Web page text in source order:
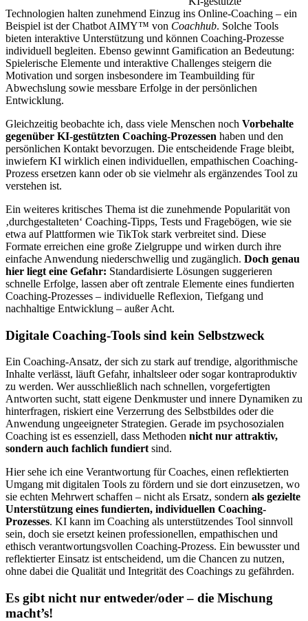
Technologien halten zunehmend Einzug ins Online-Coaching – ein
Beispiel ist der Chatbot AIMY™ von Coachhub. Solche Tools
bieten interaktive Unterstützung und können Coaching-Prozesse
individuell begleiten. Ebenso gewinnt Gamification an Bedeutung:
Spielerische Elemente und interaktive Challenges steigern die
Motivation und sorgen insbesondere im Teambuilding für
Abwechslung sowie messbare Erfolge in der persönlichen
Entwicklung.
Gleichzeitig beobachte ich, dass viele Menschen noch Vorbehalte
gegenüber KI-gestützten Coaching-Prozessen haben und den
persönlichen Kontakt bevorzugen. Die entscheidende Frage bleibt,
inwiefern KI wirklich einen individuellen, empathischen Coaching-
Prozess ersetzen kann oder ob sie vielmehr als ergänzendes Tool zu
verstehen ist.
Ein weiteres kritisches Thema ist die zunehmende Popularität von
‚durchgestalteten‘ Coaching-Tipps, Tests und Fragebögen, wie sie
etwa auf Plattformen wie TikTok stark verbreitet sind. Diese
Formate erreichen eine große Zielgruppe und wirken durch ihre
einfache Anwendung niederschwellig und zugänglich. Doch genau
hier liegt eine Gefahr: Standardisierte Lösungen suggerieren
schnelle Erfolge, lassen aber oft zentrale Elemente eines fundierten
Coaching-Prozesses – individuelle Reflexion, Tiefgang und
nachhaltige Entwicklung – außer Acht.
Digitale Coaching-Tools sind kein Selbstzweck
Ein Coaching-Ansatz, der sich zu stark auf trendige, algorithmische
Inhalte verlässt, läuft Gefahr, inhaltsleer oder sogar kontraproduktiv
zu werden. Wer ausschließlich nach schnellen, vorgefertigten
Antworten sucht, statt eigene Denkmuster und innere Dynamiken zu
hinterfragen, riskiert eine Verzerrung des Selbstbildes oder die
Anwendung ungeeigneter Strategien. Gerade im psychosozialen
Coaching ist es essenziell, dass Methoden nicht nur attraktiv,
sondern auch fachlich fundiert sind.
Hier sehe ich eine Verantwortung für Coaches, einen reflektierten
Umgang mit digitalen Tools zu fördern und sie dort einzusetzen, wo
sie echten Mehrwert schaffen – nicht als Ersatz, sondern als gezielte
Unterstützung eines fundierten, individuellen Coaching-
Prozesses. KI kann im Coaching als unterstützendes Tool sinnvoll
sein, doch sie ersetzt keinen professionellen, empathischen und
ethisch verantwortungsvollen Coaching-Prozess. Ein bewusster und
reflektierter Einsatz ist entscheidend, um die Chancen zu nutzen,
ohne dabei die Qualität und Integrität des Coachings zu gefährden.
Es gibt nicht nur entweder/oder – die Mischung
macht’s!